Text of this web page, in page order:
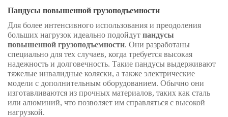
Пандусы повышенной грузоподъемности
Для более интенсивного использования и преодоления
больших нагрузок идеально подойдут пандусы
повышенной грузоподъемности. Они разработаны
специально для тех случаев, когда требуется высокая
надежность и долговечность. Такие пандусы выдерживают
тяжелые инвалидные коляски, а также электрические
модели с дополнительным оборудованием. Обычно они
изготавливаются из прочных материалов, таких как сталь
или алюминий, что позволяет им справляться с высокой
нагрузкой.